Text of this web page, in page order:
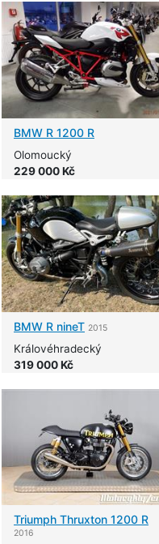
BMW R 1200 R
Olomoucký
229 000 Kč
BMW R nineT 2015
Královéhradecký
319 000 Kč
Triumph Thruxton 1200 R
2016